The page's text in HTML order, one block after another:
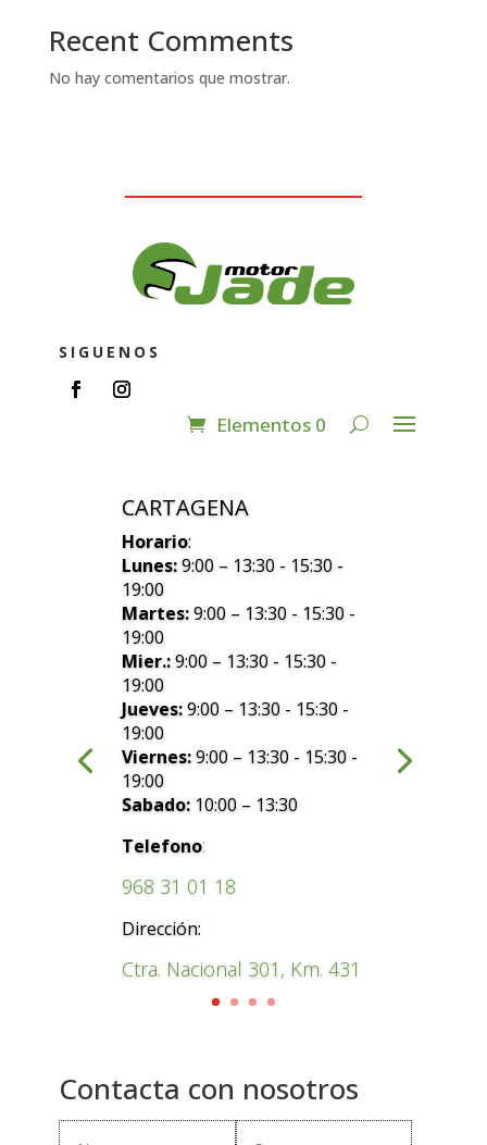
Recent Comments
No hay comentarios que mostrar.
SIGUENOS
Elementos 0
CARTAGENA
Horario:
Lunes:9:00 – 13:30 - 15:30 -
19:00
Martes:9:00 – 13:30 - 15:30 -
19:00
Mier.:9:00 – 13:30 - 15:30 -
19:00
Jueves:9:00 – 13:30 - 15:30 -
19:00
Viernes:9:00 – 13:30 - 15:30 -
19:00
Sabado: 10:00 – 13:30
Telefono:
968 31 01 18
Dirección:
Ctra. Nacional 301, Km. 431
Contacta con nosotros